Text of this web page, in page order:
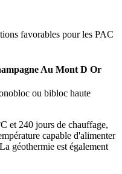
favorables pour les PAC
Au Mont D Or
ou bibloc haute
et 240 jours de chauffage,
capable d'alimenter
géothermie est également